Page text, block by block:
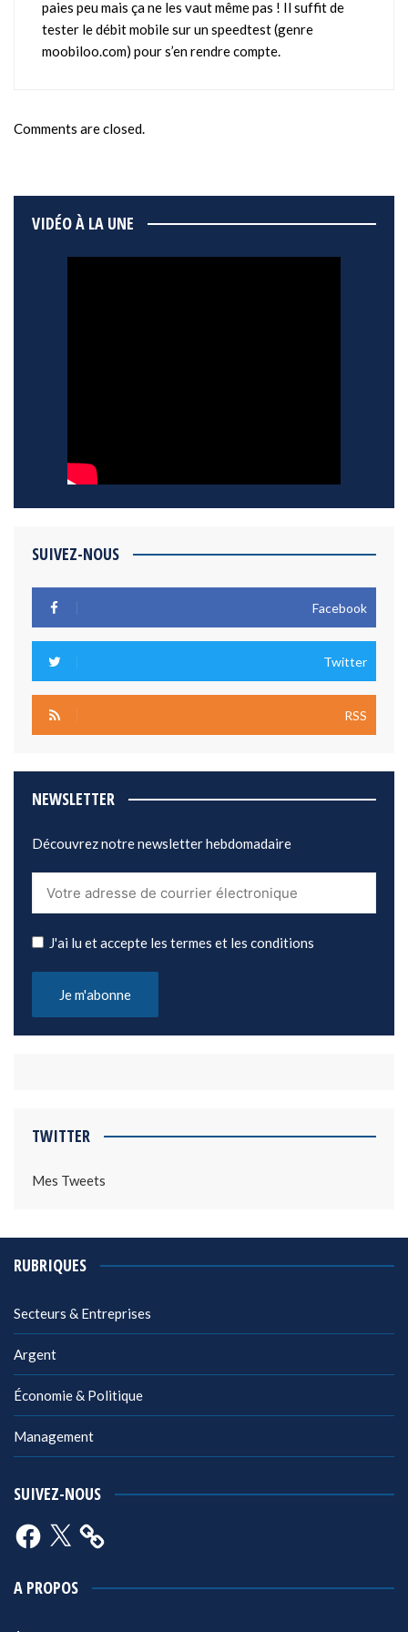
paies peu mais ça ne les vaut même pas ! Il suffit de
tester le débit mobile sur un speedtest (genre
moobiloo.com) pour s’en rendre compte.
Comments are closed.
VIDÉO À LA UNE
SUIVEZ-NOUS
Facebook
Twitter
RSS
NEWSLETTER
Découvrez notre newsletter hebdomadaire
J'ai lu et accepte les termes et les conditions
TWITTER
Mes Tweets
RUBRIQUES
Secteurs & Entreprises
Argent
Économie & Politique
Management
SUIVEZ-NOUS
Facebook
X
A PROPOS